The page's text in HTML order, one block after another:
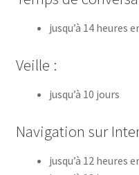
jusqu’à 14 heures
Veille :
jusqu’à 10 jours
Navigation sur
jusqu’à 12 heures